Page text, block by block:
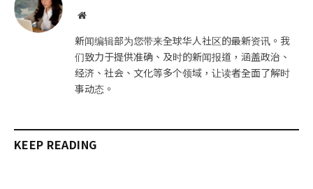
网
新闻编辑部为您带来全球华人社区的最新资讯。我
们致力于提供准确、及时的新闻报道，涵盖政治、
经济、社会、文化等多个领域，让读者全面了解时
事动态。
KEEP READING